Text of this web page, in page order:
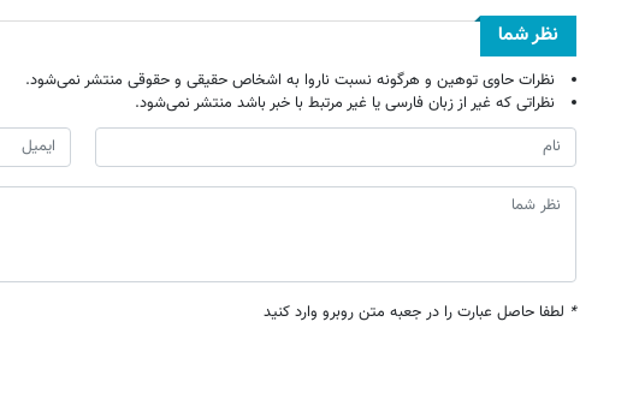
نظر شما
نظرات حاوی توهین و هرگونه نسبت ناروا به اشخاص حقیقی و حقوقی منتشر نمی‌شود.
نظراتی که غیر از زبان فارسی یا غیر مرتبط با خبر باشد منتشر نمی‌شود.
* لطفا حاصل عبارت را در جعبه متن روبرو وارد کنید